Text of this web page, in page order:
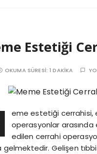
Estetiği
OKUMA SÜRESI:1 DAKIKA
eme estetiği cerrahisi,
operasyonlar
edilen cerrahi
gelmektedir. Gelişen tıbbi